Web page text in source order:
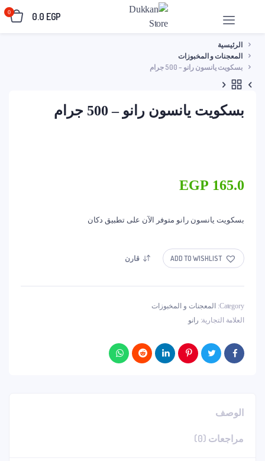
0.0 EGP
0
الرئيسية
المعجنات و المخبوزات
بسكويت يانسون رانو – 500 جرام
بسكويت يانسون رانو – 500 جرام
165.0
EGP
بسكويت يانسون رانو متوفر الآن على تطبيق دكان
ADD TO WISHLIST قارن
Category:
المعجنات و المخبوزات
العلامة التجارية: رانو
الوصف
مراجعات (0)